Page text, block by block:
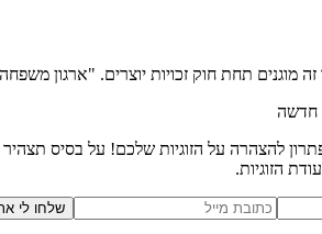
מוגנים תחת חוק זכויות יוצרים. "ארגון
חדשה
להצהרה על הזוגיות שלכם! על בסיס תצהיר
הזוגיות.